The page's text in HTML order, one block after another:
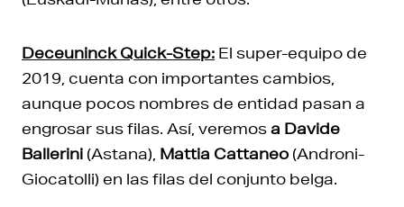
Deceuninck Quick-Step: El super-equipo de
2019, cuenta con importantes cambios,
aunque pocos nombres de entidad pasan a
engrosar sus filas. Así, veremosa Davide
Ballerini (Astana), Mattia Cattaneo (Androni-
Giocatolli) en las filas del conjunto belga.